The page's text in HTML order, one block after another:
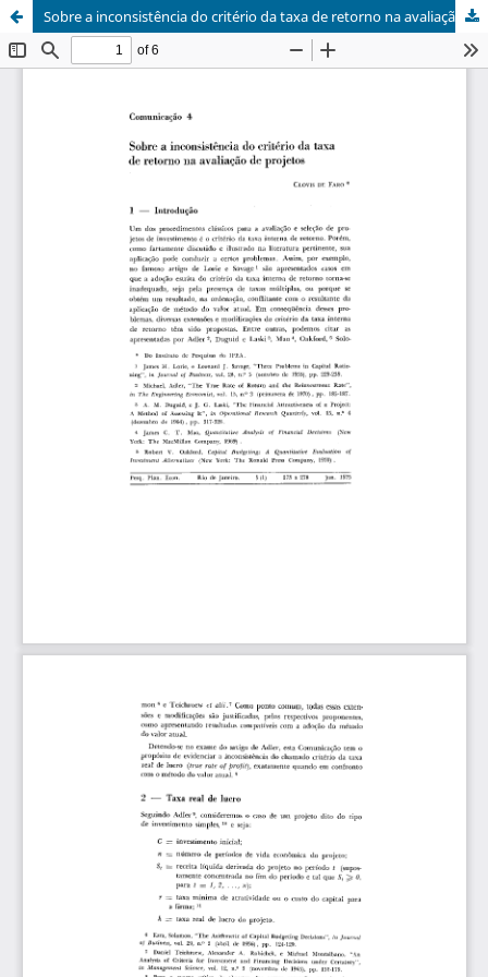
Sobre a inconsistência do critério da taxa de retorno na avaliação de projetos